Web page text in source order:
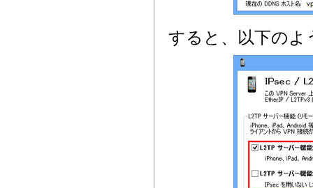
すると、以下の